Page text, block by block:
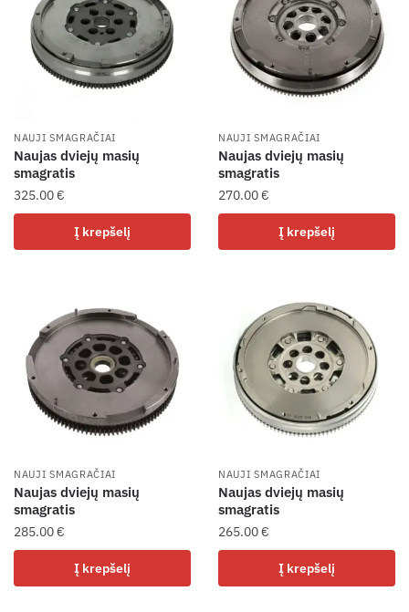
NAUJI SMAGRAČIAI
Naujas dviejų masių
smagratis
325.00€
Į krepšelį
NAUJI SMAGRAČIAI
Naujas dviejų masių
smagratis
270.00€
Į krepšelį
NAUJI SMAGRAČIAI
Naujas dviejų masių
smagratis
285.00€
Į krepšelį
NAUJI SMAGRAČIAI
Naujas dviejų masių
smagratis
265.00€
Į krepšelį